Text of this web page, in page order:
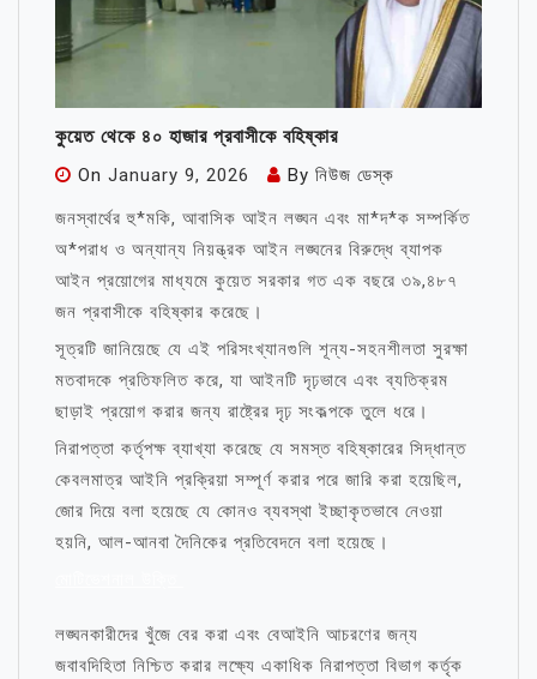
কুয়েত থেকে ৪০ হাজার প্রবাসীকে বহিষ্কার
On January 9, 2026 By নিউজ ডেস্ক
জনস্বার্থের হু*মকি, আবাসিক আইন লঙ্ঘন এবং মা*দ*ক সম্পর্কিত
অ*পরাধ ও অন্যান্য নিয়ন্ত্রক আইন লঙ্ঘনের বিরুদ্ধে ব্যাপক
আইন প্রয়োগের মাধ্যমে কুয়েত সরকার গত এক বছরে ৩৯,৪৮৭
জন প্রবাসীকে বহিষ্কার করেছে।
সূত্রটি জানিয়েছে যে এই পরিসংখ্যানগুলি শূন্য-সহনশীলতা সুরক্ষা
মতবাদকে প্রতিফলিত করে, যা আইনটি দৃঢ়ভাবে এবং ব্যতিক্রম
ছাড়াই প্রয়োগ করার জন্য রাষ্ট্রের দৃঢ় সংকল্পকে তুলে ধরে।
নিরাপত্তা কর্তৃপক্ষ ব্যাখ্যা করেছে যে সমস্ত বহিষ্কারের সিদ্ধান্ত
কেবলমাত্র আইনি প্রক্রিয়া সম্পূর্ণ করার পরে জারি করা হয়েছিল,
জোর দিয়ে বলা হয়েছে যে কোনও ব্যবস্থা ইচ্ছাকৃতভাবে নেওয়া
হয়নি, আল-আনবা দৈনিকের প্রতিবেদনে বলা হয়েছে।
লঙ্ঘনকারীদের খুঁজে বের করা এবং বেআইনি আচরণের জন্য
জবাবদিহিতা নিশ্চিত করার লক্ষ্যে একাধিক নিরাপত্তা বিভাগ কর্তৃক